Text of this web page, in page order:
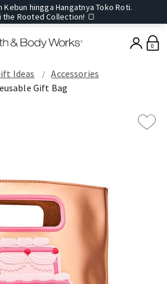
Kebun hingga Hangatnya Toko Roti.
the Rooted Collection! 🍞
0
Ideas
Accessories
Gift Bag